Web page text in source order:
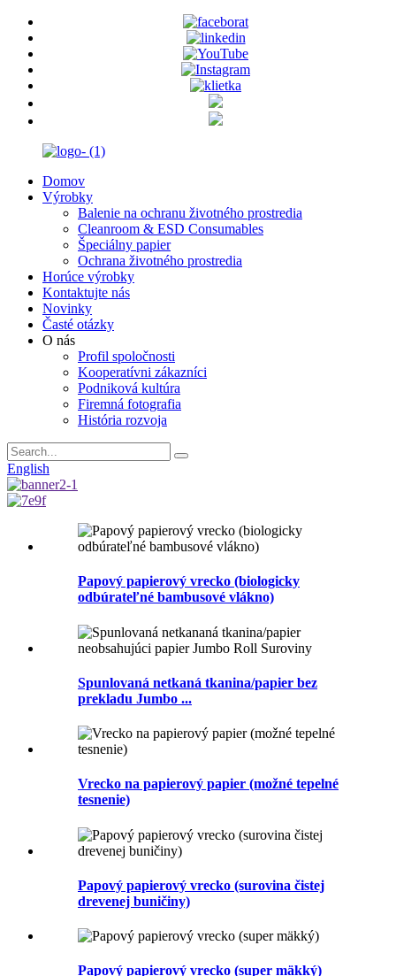
Domov
Výrobky
Balenie na ochranu životného prostredia
Cleanroom & ESD Consumables
Špeciálny papier
Ochrana životného prostredia
Horúce výrobky
Kontaktujte nás
Novinky
Časté otázky
O nás
Profil spoločnosti
Kooperatívni zákazníci
Podniková kultúra
Firemná fotografia
História rozvoja
English
Papový papierový vrecko (biologicky
odbúrateľné bambusové vlákno)
Spunlovaná netkaná tkanina/papier bez
prekladu Jumbo ...
Vrecko na papierový papier (možné tepelné
tesnenie)
Papový papierový vrecko (surovina čistej
drevenej buničiny)
Papový papierový vrecko (super mäkký)